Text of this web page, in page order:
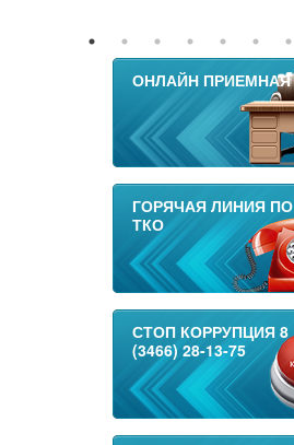
ОНЛАЙН ПРИЕМНАЯ
ГОРЯЧАЯ ЛИНИЯ ПО
ТКО
СТОП КОРРУПЦИЯ 8
(3466) 28-13-75